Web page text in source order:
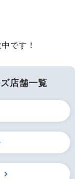
です！
店舗一覧